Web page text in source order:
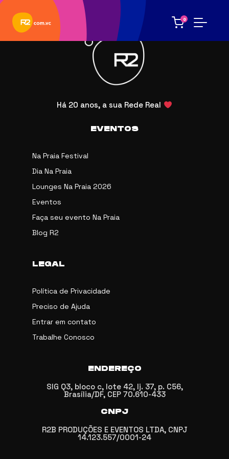
0
Há 20 anos, a sua Rede Real
EVENTOS
Na Praia Festival
Dia Na Praia
Lounges Na Praia 2026
Eventos
Faça seu evento Na Praia
Blog R2
LEGAL
Política de Privacidade
Preciso de Ajuda
Entrar em contato
Trabalhe Conosco
ENDEREÇO
SIG Q3, bloco c, lote 42, lj. 37, p. C56,
Brasília/DF, CEP 70.610-433
CNPJ
R2B PRODUÇÕES E EVENTOS LTDA, CNPJ
14.123.557/0001-24